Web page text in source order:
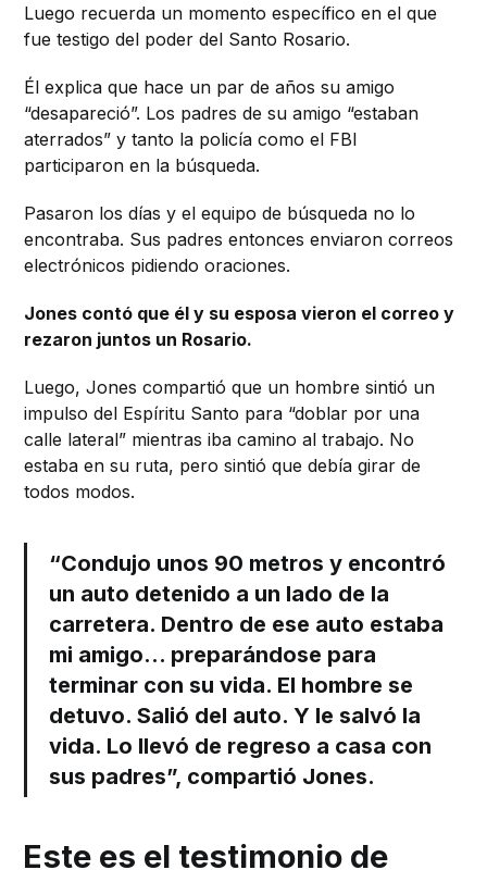
Luego recuerda un momento específico en el que
fue testigo del poder del Santo Rosario.
Él explica que hace un par de años su amigo
“desapareció”. Los padres de su amigo “estaban
aterrados” y tanto la policía como el FBI
participaron en la búsqueda.
Pasaron los días y el equipo de búsqueda no lo
encontraba. Sus padres entonces enviaron correos
electrónicos pidiendo oraciones.
Jones contó que él y su esposa vieron el correo y
rezaron juntos un Rosario.
Luego, Jones compartió que un hombre sintió un
impulso del Espíritu Santo para “doblar por una
calle lateral” mientras iba camino al trabajo. No
estaba en su ruta, pero sintió que debía girar de
todos modos.
“Condujo unos 90 metros y encontró
un auto detenido a un lado de la
carretera. Dentro de ese auto estaba
mi amigo… preparándose para
terminar con su vida. El hombre se
detuvo. Salió del auto. Y le salvó la
vida. Lo llevó de regreso a casa con
sus padres”, compartió Jones.
Este es el testimonio de